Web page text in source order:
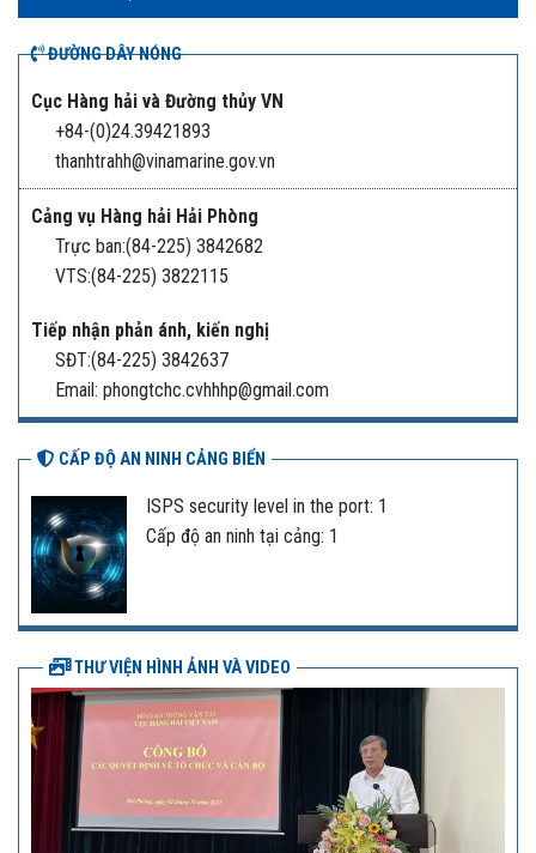
ĐƯỜNG DÂY NÓNG
Cục Hàng hải và Đường thủy VN
+84-(0)24.39421893
thanhtrahh@vinamarine.gov.vn
Cảng vụ Hàng hải Hải Phòng
Trực ban:(84-225) 3842682
VTS:(84-225) 3822115
Tiếp nhận phản ánh, kiến nghị
SĐT:(84-225) 3842637
Email: phongtchc.cvhhhp@gmail.com
CẤP ĐỘ AN NINH CẢNG BIỂN
ISPS security level in the port: 1
Cấp độ an ninh tại cảng: 1
THƯ VIỆN HÌNH ẢNH VÀ VIDEO